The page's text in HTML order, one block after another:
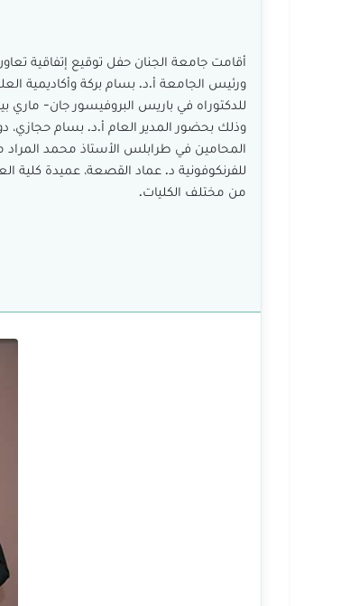
أقامت جامعة الجنان حفل توقيع إتفاقية
للدكتوراه في باريس البروفيسور جان- ماري
وذلك بحضور المدير العام أ.د. بسام حجازي،
المحامين في طرابلس الأستاذ محمد المراد
للفرنكوفونية د. عماد القصعة، عميدة كلية
من مختلف الكليات.